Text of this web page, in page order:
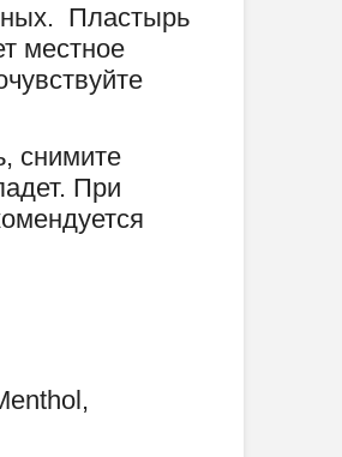
Пластырь
местное
снимите
При